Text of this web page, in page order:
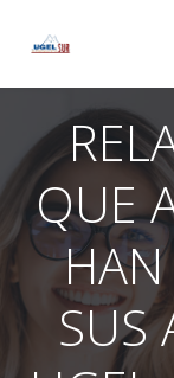
QUE
HAN
SUS